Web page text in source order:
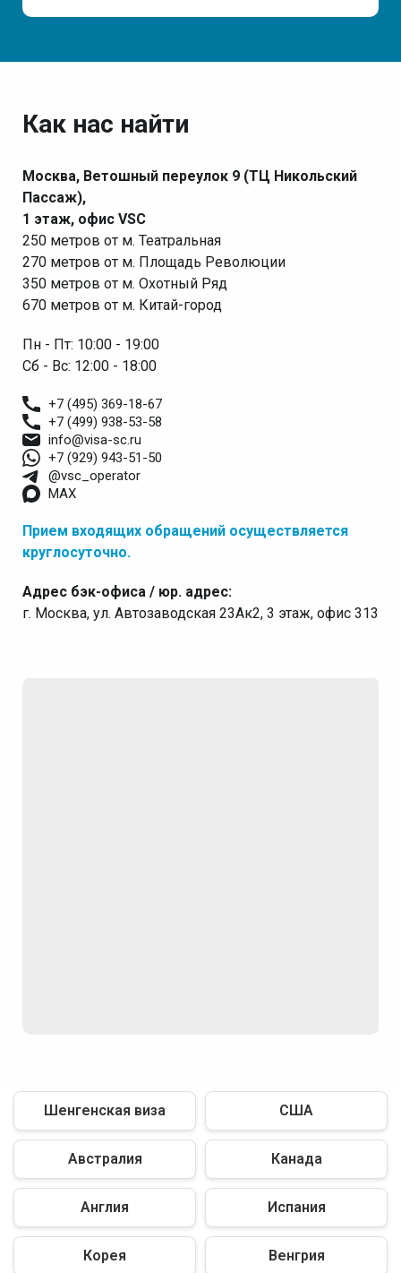
Как нас найти
Москва, Ветошный переулок 9 (ТЦ Никольский
Пассаж),
1 этаж, офис VSC
250 метров от м. Театральная
270 метров от м. Площадь Революции
350 метров от м. Охотный Ряд
670 метров от м. Китай-город
Пн - Пт: 10:00 - 19:00
Сб - Вс: 12:00 - 18:00
+7 (495) 369-18-67
+7 (499) 938-53-58
info@visa-sc.ru
+7 (929) 943-51-50
@vsc_operator
MAX
Прием входящих обращений осуществляется
круглосуточно.
Адрес бэк-офиса / юр. адрес:
г. Москва, ул. Автозаводская 23Ак2, 3 этаж, офис 313
Шенгенская виза США
Австралия Канада
Англия Испания
Корея Венгрия